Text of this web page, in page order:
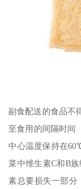
副食配送的食品不
至食用的间隔时间
中心温度保持在
菜中维生素C和B
素总要损失一部分